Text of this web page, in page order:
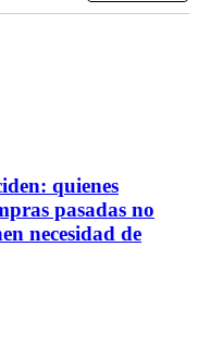
quienes
pasadas no
necesidad de